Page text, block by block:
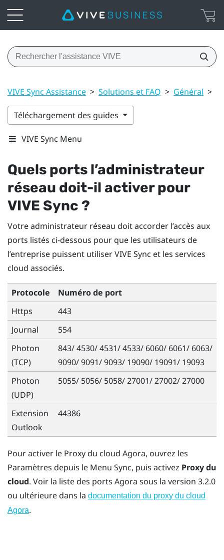
VIVE Sync Assistance > Solutions et FAQ > Général >
Téléchargement des guides
VIVE Sync Menu
Quels ports l’administrateur
réseau doit-il activer pour
VIVE Sync ?
Votre administrateur réseau doit accorder l’accès aux
ports listés ci-dessous pour que les utilisateurs de
l’entreprise puissent utiliserVIVE Sync et les services
cloud associés.
Protocole
Numéro de port
Https
443
Journal
554
Photon
(TCP)
843/ 4530/ 4531/ 4533/ 6060/ 6061/ 6063/
9090/ 9091/ 9093/ 19090/ 19091/ 19093
Photon
(UDP)
5055/ 5056/ 5058/ 27001/ 27002/ 27000
Extension
Outlook
44386
Pour activer le Proxy du cloud Agora, ouvrez les
Paramètres depuis le Menu Sync, puis activez Proxy du
cloud. Voir la liste des ports Agora sous la version 3.2.0
ou ultérieure dans la documentation du proxy du cloud
Agora.